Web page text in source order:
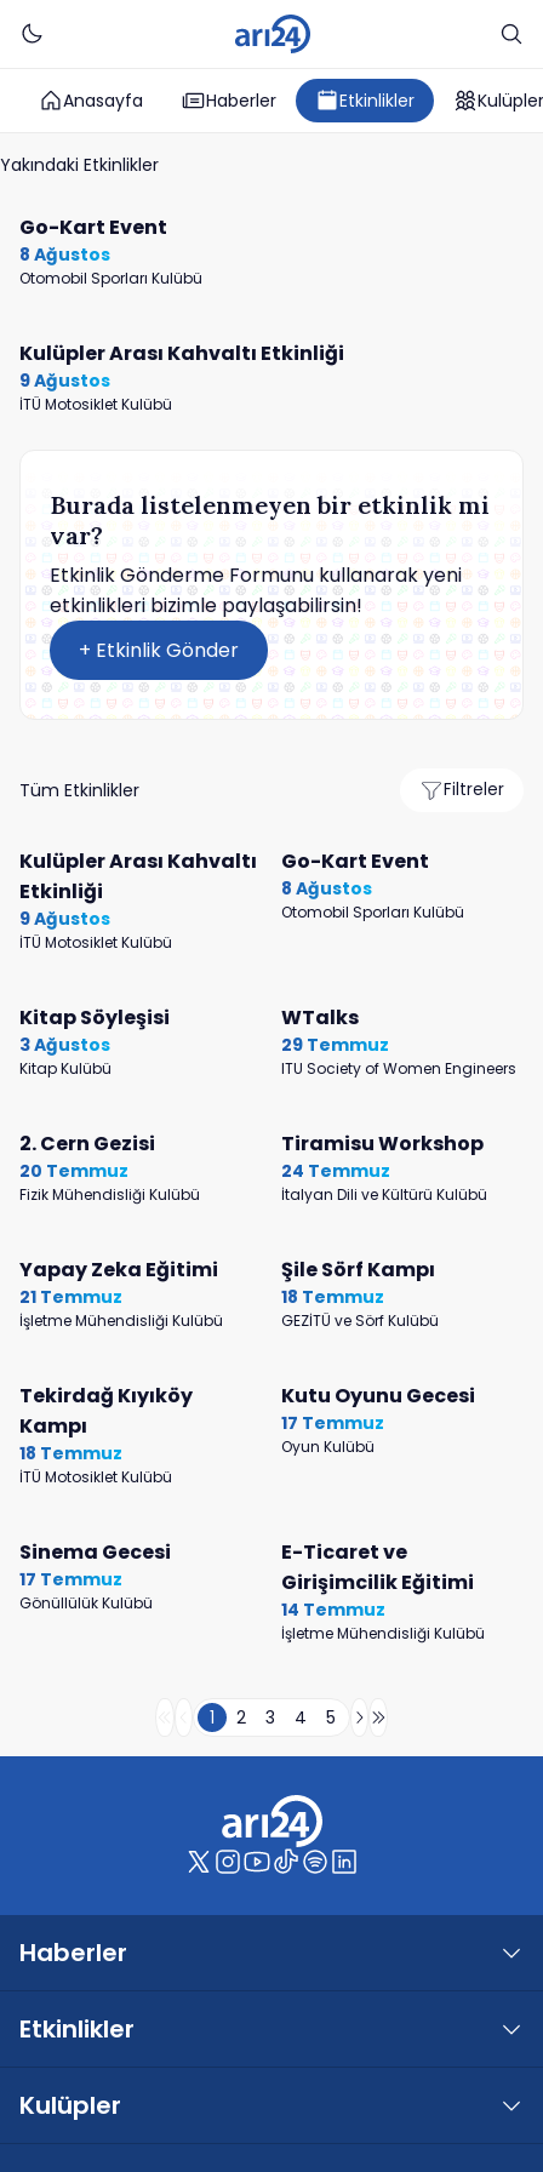
Anasayfa Haberler Etkinlikler Kulüpler
Yakındaki Etkinlikler
Go-Kart Event
8 Ağustos
Otomobil Sporları Kulübü
Kulüpler Arası Kahvaltı Etkinliği
9 Ağustos
İTÜ Motosiklet Kulübü
Burada listelenmeyen bir etkinlik mi
var?
Etkinlik Gönderme Formunu kullanarak yeni
etkinlikleri bizimle paylaşabilirsin!
+ Etkinlik Gönder
Kulüpler Arası Kahvaltı
Etkinliği
9 Ağustos
İTÜ Motosiklet Kulübü
Go-Kart Event
8 Ağustos
Otomobil Sporları Kulübü
Kitap Söyleşisi
3 Ağustos
Kitap Kulübü
WTalks
29 Temmuz
ITU Society of Women Engineers
2. Cern Gezisi
20 Temmuz
Fizik Mühendisliği Kulübü
Tiramisu Workshop
24 Temmuz
İtalyan Dili ve Kültürü Kulübü
Yapay Zeka Eğitimi
21 Temmuz
İşletme Mühendisliği Kulübü
Şile Sörf Kampı
18 Temmuz
GEZİTÜ ve Sörf Kulübü
Tekirdağ Kıyıköy
Kampı
18 Temmuz
İTÜ Motosiklet Kulübü
Kutu Oyunu Gecesi
17 Temmuz
Oyun Kulübü
Sinema Gecesi
17 Temmuz
Gönüllülük Kulübü
E-Ticaret ve
Girişimcilik Eğitimi
14 Temmuz
İşletme Mühendisliği Kulübü
1 2 3 4 5
Tüm Etkinlikler Filtreler
Haberler
Etkinlikler
Kulüpler